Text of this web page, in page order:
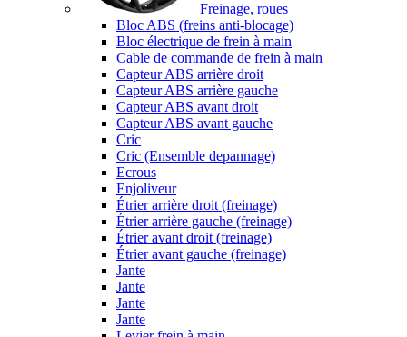
Freinage, roues
Bloc ABS (freins anti-blocage)
Bloc électrique de frein à main
Cable de commande de frein à main
Capteur ABS arrière droit
Capteur ABS arrière gauche
Capteur ABS avant droit
Capteur ABS avant gauche
Cric
Cric (Ensemble depannage)
Ecrous
Enjoliveur
Étrier arrière droit (freinage)
Étrier arrière gauche (freinage)
Étrier avant droit (freinage)
Étrier avant gauche (freinage)
Jante
Jante
Jante
Jante